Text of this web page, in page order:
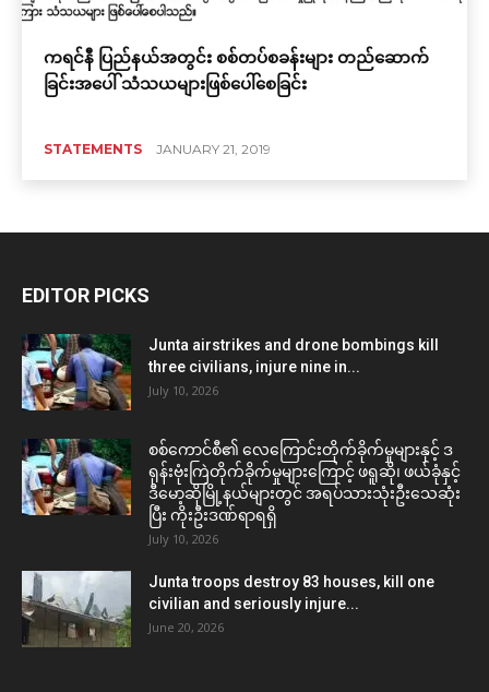
ကရင်နီ ပြည်နယ်အတွင်း စစ်တပ်စခန်းများ တည်ဆောက်
ခြင်းအပေါ် သံသယများဖြစ်ပေါ်စေခြင်း
STATEMENTS JANUARY 21, 2019
EDITOR PICKS
Junta airstrikes and drone bombings kill
three civilians, injure nine in...
July 10, 2026
စစ်ကောင်စီ၏ လေကြောင်းတိုက်ခိုက်မှုများနှင့် ဒ
ရုန်းဗုံးကြဲတိုက်ခိုက်မှုများကြောင့် ဖရူဆို၊ ဖယ်ခုံနှင့်
ဒီမော့ဆိုမြို့နယ်များတွင် အရပ်သားသုံးဦးသေဆုံး
ပြီး ကိုးဦးဒဏ်ရာရရှိ
July 10, 2026
Junta troops destroy 83 houses, kill one
civilian and seriously injure...
June 20, 2026